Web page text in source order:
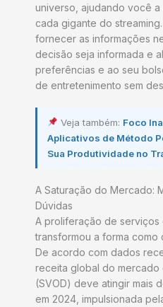
universo, ajudando você
cada gigante do
fornecer as informações
decisão seja informada e
preferências e ao seu
de entretenimento sem
Veja também: Foco
Aplicativos de Método
Sua Produtividade no
A Saturação do Mercado:
Dúvidas
A proliferação de serviços
transformou a forma como
De acordo com dados
receita global do
(SVOD) deve atingir mais
em 2024, impulsionada